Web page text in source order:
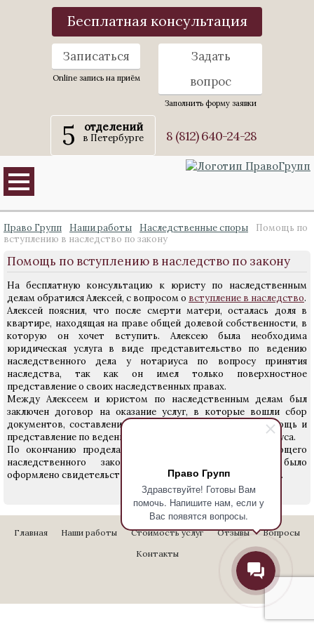
Право Групп
Здравствуйте! Готовы Вам
помочь. Напишите нам, если у
Вас появятся вопросы.
Бесплатная консультация
Записаться
Online запись на приём
Задать
вопрос
Заполнить форму заявки
5 отделений
в Петербурге 8 (812) 640-24-28
Право Групп Наши работы Наследственные споры
Помощь по
вступлению в наследство по закону
Помощь по вступлению в наследство по закону
На бесплатную консультацию к юристу по наследственным
делам обратился Алексей, с вопросом о вступление в наследство.
Алексей пояснил, что после смерти матери, осталась доля в
квартире, находящая на праве общей долевой собственности, в
которую он хочет вступить. Алексею была необходима
юридическая услуга в виде представительство по ведению
наследственного дела у нотариуса по вопросу принятия
наследства, так как он имел только поверхностное
представление о своих наследственных правах.
Между Алексеем и юристом по наследственным делам был
заключен договор на оказание услуг, в которые вошли сбор
документов, составление юридических документов, помощь и
представление по ведению наследственного дела у нотариуса.
По окончанию проделанной работы, согласно действующего
наследственного законодательства, у нотариуса было
оформлено свидетельство о праве на наследство по закону.
Главная Наши работы Стоимость услуг Отзывы
Вопросы
Контакты